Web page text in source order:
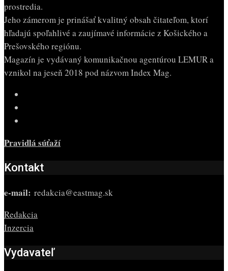
prostredia.
Jeho zámerom je prinášať kvalitný obsah čitateľom, ktorí
hľadajú spoľahlivé a zaujímavé informácie z Košického a
Prešovského regiónu.
Magazín je vydávaný komunikačnou agentúrou LEMUR a
vznikol na jeseň 2018 pod názvom Index Mag.
Pravidlá súťaží
Kontakt
e-mail: redakcia@eastmag.sk
Redakcia
Inzercia
Vydavateľ